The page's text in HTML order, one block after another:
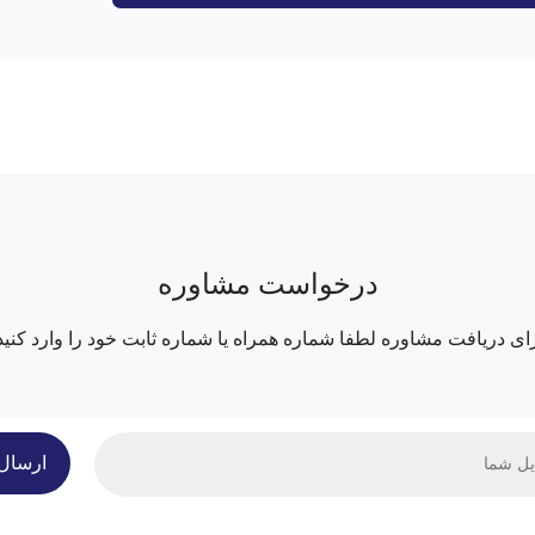
درخواست مشاوره
دریافت مشاوره لطفا شماره همراه یا شماره ثابت خود را وارد